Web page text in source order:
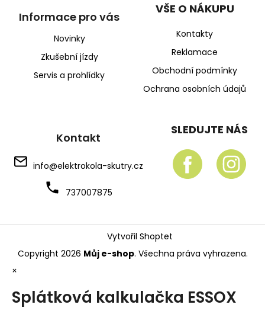
Informace pro vás
Novinky
Zkušební jízdy
Servis a prohlídky
VŠE O NÁKUPU
Kontakty
Reklamace
Obchodní podmínky
Ochrana osobních údajů
Kontakt
info@elektrokola-skutry.cz
737007875
SLEDUJTE NÁS
Vytvořil Shoptet
Copyright 2026 Můj e-shop. Všechna práva vyhrazena.
×
Splátková kalkulačka ESSOX